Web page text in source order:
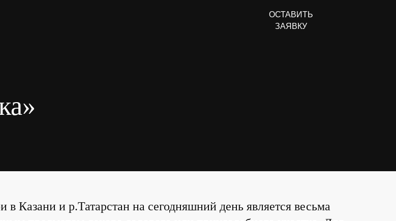
в Казани и р.Татарстан на сегодняшний день является весьма